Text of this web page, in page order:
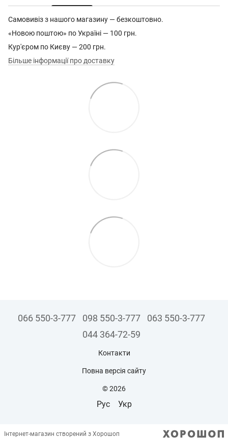
Самовивіз з нашого магазину — безкоштовно.
«Новою поштою» по Україні — 100 грн.
Кур'єром по Києву — 200 грн.
Більше інформації про доставку
066 550-3-777 098 550-3-777
063 550-3-777
044 364-72-59
Контакти
Повна версія сайту
© 2026
Рус Укр
Інтернет-магазин створений з Хорошоп